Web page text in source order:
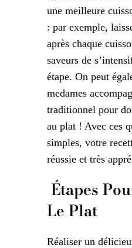
une meilleure
: par exemple,
après chaque
saveurs de
étape. On peut
medames
traditionnel pour
au plat ! Avec ces
simples, votre
réussie et très
Étapes
Le Plat
Réaliser un